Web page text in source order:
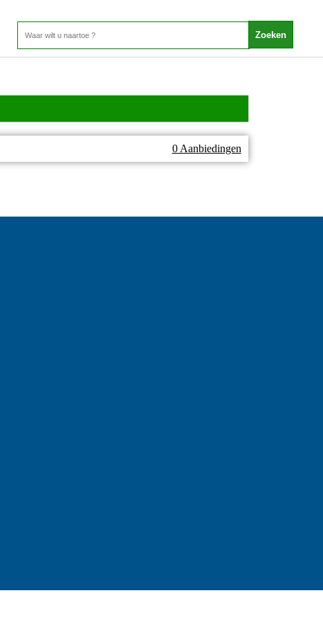
0 Aanbiedingen